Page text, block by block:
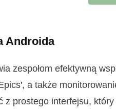
Androida
zespołom efektywną
a także
prostego interfejsu,